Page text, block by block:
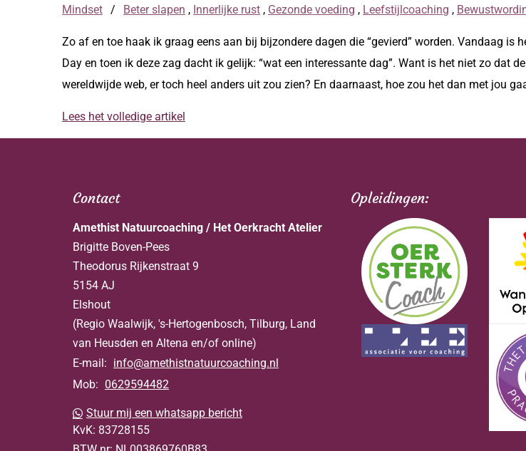
Mindset
/ Beter slapen , Innerlijke rust , Gezonde voeding , Leefstijlcoaching ,
Zo af en toe haak ik graag eens aan bij bijzondere dagen die “gevierd” worden. Vandaag is
Day en toen ik deze zag dacht ik gelijk: “wat een interessante dag”. Want is het niet zo dat
wereldwijde web, er toch heel anders uit zou zien? En daarnaast, hoe zou het dan met jou
Lees het volledige artikel
Contact
Amethist Natuurcoaching / Het Oerkracht Atelier
Brigitte Boven-Pees
Theodorus Rijkenstraat 9
5154 AJ
Elshout
(Regio Waalwijk, 's-Hertogenbosch, Tilburg, Land
van Heusden en Altena en/of online)
E-mail: info@amethistnatuurcoaching.nl
Mob: 0629594482
Stuur mij een whatsapp bericht
KvK: 83728155
Opleidingen: